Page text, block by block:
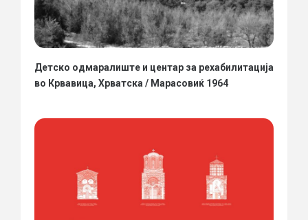
Детско одмаралиште и центар за рехабилитација
во Крвавица, Хрватска / Марасовиќ 1964